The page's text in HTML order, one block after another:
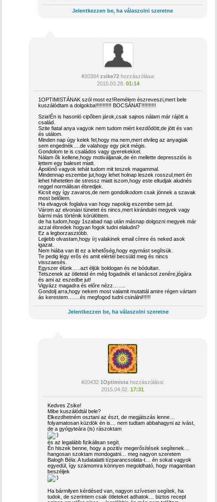
Jelentkezzen be, ha válaszolni szeretne
#20384 zsike72hozzászólása:
2015.03.28. 01:14
1OPTIMISTÁNAK szól most ez!Remélem észreveszi,mert bele
kuszálódtam a dolgokba!!!!!!!!!!! BOCSÁNAT!!!!!!!!!!
Szia!Én is hasonló cipőben járok,csak sajnos nálam már rájött a
család.
Szite fiatal anya vagyok nem tudom miért kezdődött,de jött és van
és utálom.
Minden nap úgy kelek fel,hogy ma nem,mert elvileg az anyagiak
sem engednék….de valahogy egy picit mégis.
Gondolom te is családos vagy gyerekekkel.
Nálam ők kellene,hogy motiváljanak,de én mellette depressziós is
lettem egy baleset miatt.
Ápolónő vagyok tehát tudom mit teszek magammal.
Mindennap eszembe jut,hogy lehet holnap leszek rosszul,mert én
lehet hihetetlen de stressz miatt iszom,hogy este eltudjak aludnés
reggel normálisan ébredjek.
Kicsit egy így zavaros,de nem gondolkodom csak jönnek a szavak
most belőlem.
Ha elvagyok foglalva van hogy napokig eszembe sem jut.
Várom az elvonási tünetet és nincs,mert kirándulni megyek vagy
bármi más történik körülöttem.
de ha tudom,hogy 1szabad nap után másnap dolgozni megyek már
azzal ébredek hogyan fogok tudni elaludni?
Ez a legborzasztóbb.
Lejjebb olvastam,hogy írj valakinek email címre és neked asok
igazat.
Nem hiába van itt ez a lehetőség,hogy egymást segítsük.
Te pedig légy erős és amit elértél becsüld meg és nincs
visszaesés.
Egyszer élünk…..azt éljük boldogan és ne bódultan.
Tetszenek az ötleteid én még fogadnék el tanácsot zenére,jógára
és ami az eszedbe jut!
Vigyázz magadra és előre nézz…….
Gondolj arra,hogy nekem most valamit mutattál amire régen vártam
ás kerestem…….és megfogod tudni csinálni!!!!!!
Jelentkezzen be, ha válaszolni szeretne
#20432 1Optimistahozzászólása:
2015.04.02. 17:31
Kedves Zsike!
Mibe kuszálódtál bele?
Elkezdhetném osztani az észt, de megjátszás lenne…
folyamatosan küzdök én is… nem tudtam abbahagyni az ivást,
de a gyógyteára (is) rászoktam
és az legalább fizikálisan segít.
Én hiszek benne, hogy a pozitív megerősítések segítenek…
hangosan szoktam mondogatni… meg nagyon szeretem
Balogh Béla: A tudatalatti tízparancsolata-t… én sokat vagyok
egyedül, így számomra könnyen megoldható, hogy magamban
beszéljek
Ha bármilyen kérdésed van, nagyon szívesen segítek, ha
tudok, de szerintem csak ötleteket adhatok… biztos recept